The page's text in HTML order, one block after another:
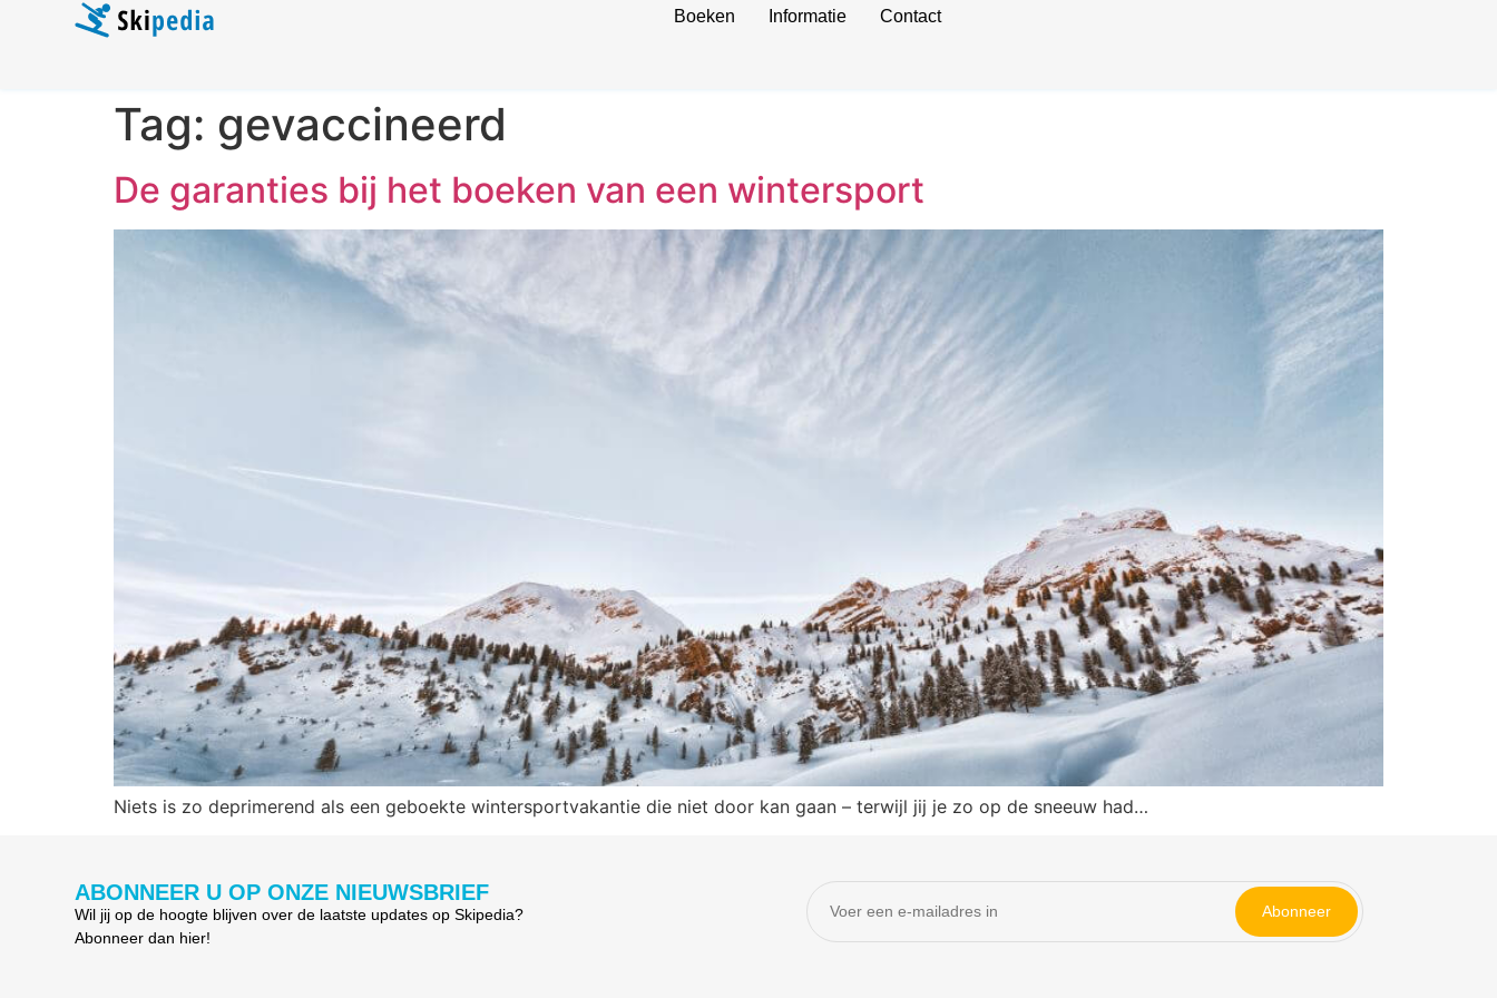
Boeken Informatie Contact
Tag: gevaccineerd
De garanties bij het boeken van een wintersport
Niets is zo deprimerend als een geboekte wintersportvakantie die niet door kan gaan – terwijl jij je zo op de sneeuw had…
ABONNEER U OP ONZE NIEUWSBRIEF
Wil jij op de hoogte blijven over de laatste updates op Skipedia?
Abonneer dan hier!
Abonneer